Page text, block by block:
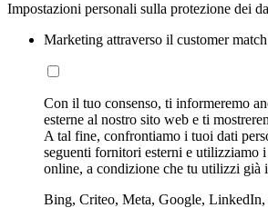
Impostazioni personali sulla protezione dei
Marketing attraverso il customer match
Con il tuo consenso, ti informeremo
esterne al nostro sito web e ti
A tal fine, confrontiamo i tuoi dati
seguenti fornitori esterni e utilizziamo
online, a condizione che tu utilizzi già
Bing, Criteo, Meta, Google,